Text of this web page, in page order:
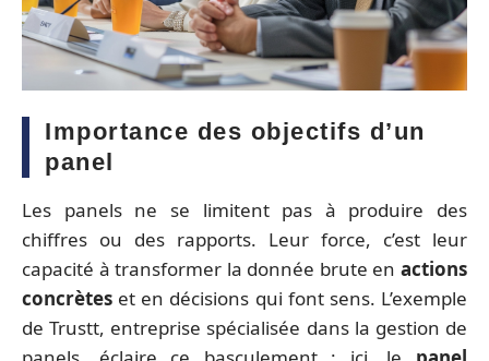
Importance des objectifs d’un
panel
Les panels ne se limitent pas à produire des
chiffres ou des rapports. Leur force, c’est leur
capacité à transformer la donnée brute en actions
concrètes et en décisions qui font sens. L’exemple
de Trustt, entreprise spécialisée dans la gestion de